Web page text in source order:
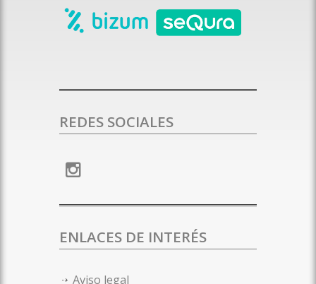
REDES SOCIALES
ENLACES DE INTERÉS
Aviso legal